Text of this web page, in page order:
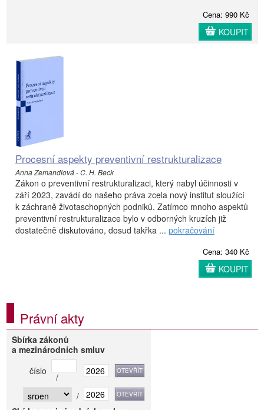
Cena: 990 Kč
KOUPIT
Procesní aspekty preventivní restrukturalizace
Anna Zemandlová - C. H. Beck
Zákon o preventivní restrukturalizaci, který nabyl účinnosti v
září 2023, zavádí do našeho práva zcela nový institut sloužící
k záchraně životaschopných podniků. Zatímco mnoho aspektů
preventivní restrukturalizace bylo v odborných kruzích již
dostatečně diskutováno, dosud takřka ... pokračování
Cena: 340 Kč
KOUPIT
Právní akty
Sbírka zákonů
a mezinárodních smluv
číslo
/
/